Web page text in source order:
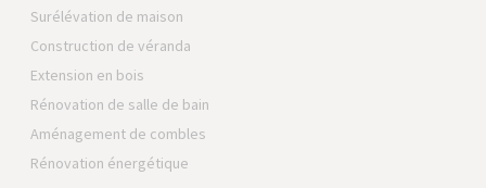
Surélévation de maison
Construction de véranda
Extension en bois
Rénovation de salle de bain
Aménagement de combles
Rénovation énergétique